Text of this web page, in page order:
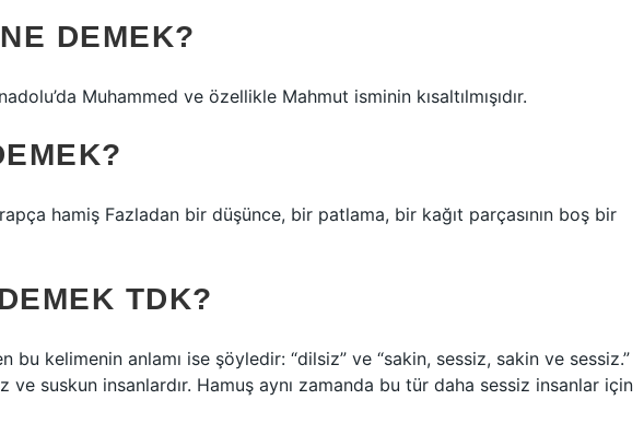
DEMEK?
Muhammed ve özellikle Mahmut isminin kısaltılmışıdır.
hamiş Fazladan bir düşünce, bir patlama, bir kağıt parçasının boş bir
TDK?
bu kelimenin anlamı ise şöyledir: “dilsiz” ve “sakin, sessiz, sakin ve sessiz.”
ve suskun insanlardır. Hamuş aynı zamanda bu tür daha sessiz insanlar için